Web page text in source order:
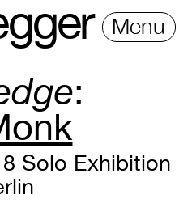
gger Menu
Solo Exhibition